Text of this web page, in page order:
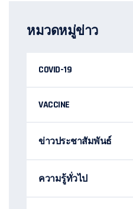
หมวดหมู่ข่าว
COVID-19
VACCINE
ข่าวประชาสัมพันธ์
ความรู้ทั่วไป